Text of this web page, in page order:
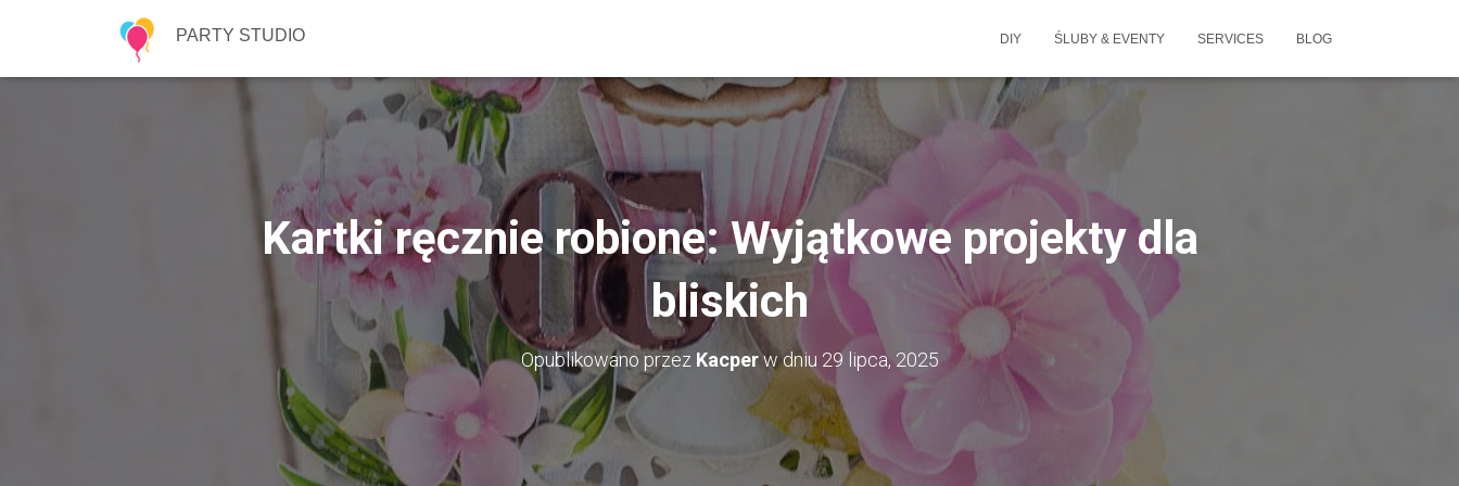
PARTY STUDIO DIY ŚLUBY & EVENTY SERVICES BLOG
Kartki ręcznie robione: Wyjątkowe projekty dla
bliskich
Opublikowano przez Kacperw dniu 29 lipca, 2025